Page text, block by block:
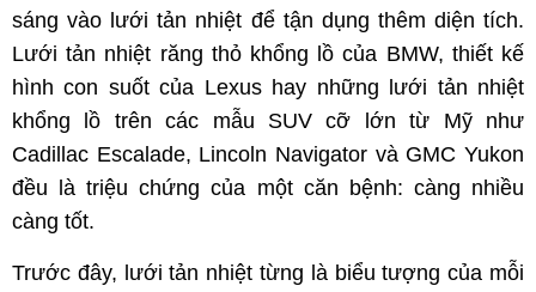
sáng vào lưới tản nhiệt để tận dụng thêm diện tích.
Lưới tản nhiệt răng thỏ khổng lồ của BMW, thiết kế
hình con suốt của Lexus hay những lưới tản nhiệt
khổng lồ trên các mẫu SUV cỡ lớn từ Mỹ như
Cadillac Escalade, Lincoln Navigator và GMC Yukon
đều là triệu chứng của một căn bệnh: càng nhiều
càng tốt.
Trước đây, lưới tản nhiệt từng là biểu tượng của mỗi